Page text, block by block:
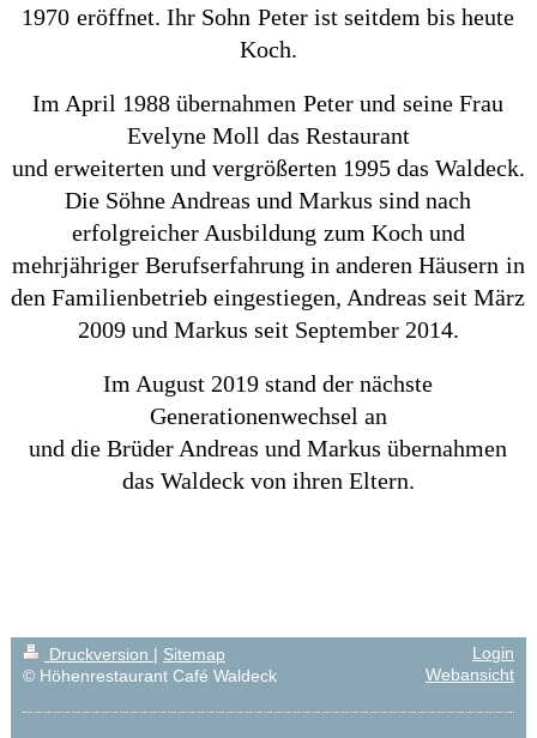
1970 eröffnet. Ihr Sohn Peter ist seitdem bis heute
Koch.
Im April 1988 übernahmen Peter und seine Frau
Evelyne Moll das Restaurant
und erweiterten und vergrößerten 1995 das Waldeck.
Die Söhne Andreas und Markus sind nach
erfolgreicher Ausbildung zum Koch und
mehrjähriger Berufserfahrung in anderen Häusern in
den Familienbetrieb eingestiegen, Andreas seit März
2009 und Markus seit September 2014.
Im August 2019 stand der nächste
Generationenwechsel an
und die Brüder Andreas und Markus übernahmen
das Waldeck von ihren Eltern.
Druckversion
Sitemap
© Höhenrestaurant Café Waldeck
Login
Webansicht